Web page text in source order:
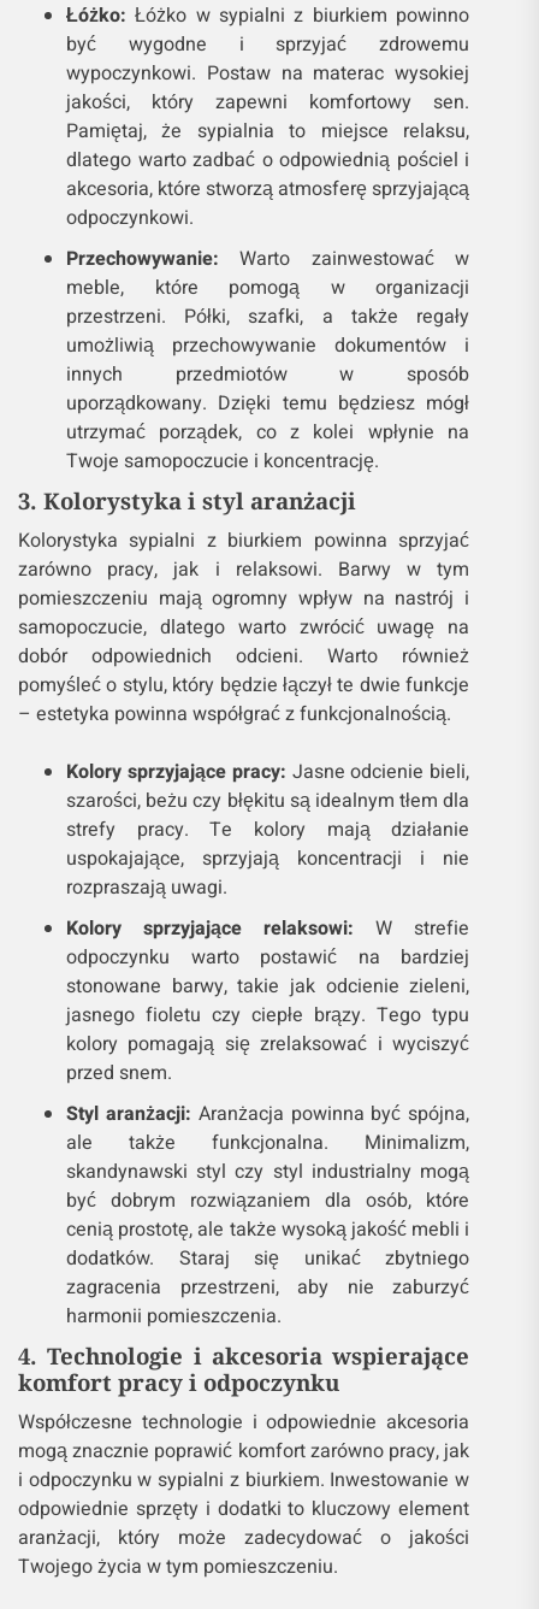
Łóżko: Łóżko w sypialni z biurkiem powinno
być wygodne i sprzyjać zdrowemu
wypoczynkowi. Postaw na materac wysokiej
jakości, który zapewni komfortowy sen.
Pamiętaj, że sypialnia to miejsce relaksu,
dlatego warto zadbać o odpowiednią pościel i
akcesoria, które stworzą atmosferę sprzyjającą
odpoczynkowi.
Przechowywanie: Warto zainwestować w
meble, które pomogą w organizacji
przestrzeni. Półki, szafki, a także regały
umożliwią przechowywanie dokumentów i
innych przedmiotów w sposób
uporządkowany. Dzięki temu będziesz mógł
utrzymać porządek, co z kolei wpłynie na
Twoje samopoczucie i koncentrację.
3. Kolorystyka i styl aranżacji
Kolorystyka sypialni z biurkiem powinna sprzyjać
zarówno pracy, jak i relaksowi. Barwy w tym
pomieszczeniu mają ogromny wpływ na nastrój i
samopoczucie, dlatego warto zwrócić uwagę na
dobór odpowiednich odcieni. Warto również
pomyśleć o stylu, który będzie łączył te dwie funkcje
– estetyka powinna współgrać z funkcjonalnością.
Kolory sprzyjające pracy: Jasne odcienie bieli,
szarości, beżu czy błękitu są idealnym tłem dla
strefy pracy. Te kolory mają działanie
uspokajające, sprzyjają koncentracji i nie
rozpraszają uwagi.
Kolory sprzyjające relaksowi: W strefie
odpoczynku warto postawić na bardziej
stonowane barwy, takie jak odcienie zieleni,
jasnego fioletu czy ciepłe brązy. Tego typu
kolory pomagają się zrelaksować i wyciszyć
przed snem.
Styl aranżacji: Aranżacja powinna być spójna,
ale także funkcjonalna. Minimalizm,
skandynawski styl czy styl industrialny mogą
być dobrym rozwiązaniem dla osób, które
cenią prostotę, ale także wysoką jakość mebli i
dodatków. Staraj się unikać zbytniego
zagracenia przestrzeni, aby nie zaburzyć
harmonii pomieszczenia.
4. Technologie i akcesoria wspierające
komfort pracy i odpoczynku
Współczesne technologie i odpowiednie akcesoria
mogą znacznie poprawić komfort zarówno pracy, jak
i odpoczynku w sypialni z biurkiem. Inwestowanie w
odpowiednie sprzęty i dodatki to kluczowy element
aranżacji, który może zadecydować o jakości
Twojego życia w tym pomieszczeniu.